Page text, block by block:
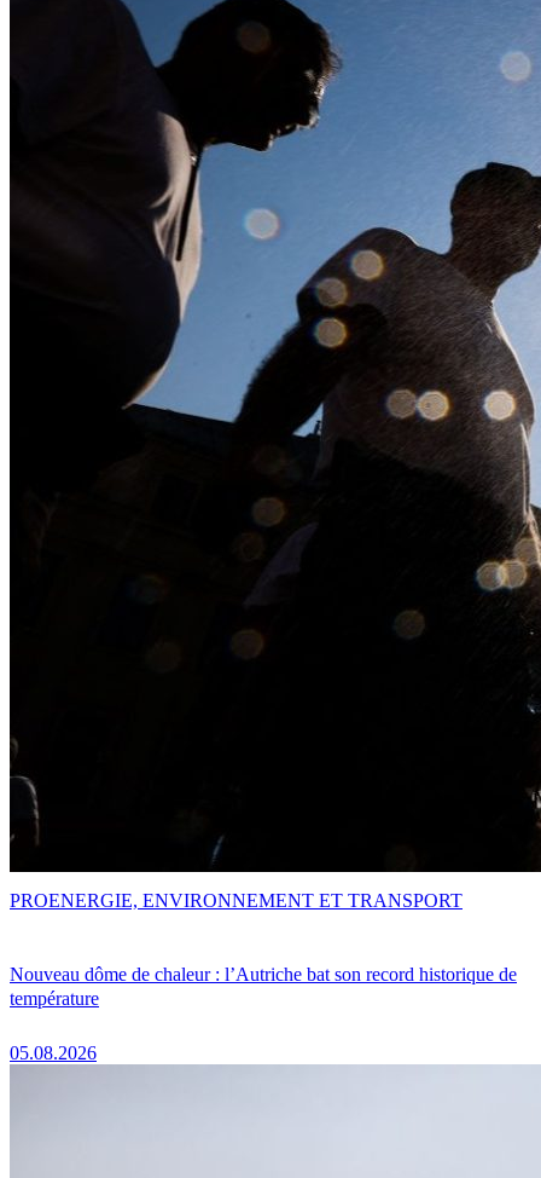
Nouveau dôme de chaleur : l’Autriche bat son record historique de
température
05.08.2026
PROENERGIE, ENVIRONNEMENT ET TRANSPORT